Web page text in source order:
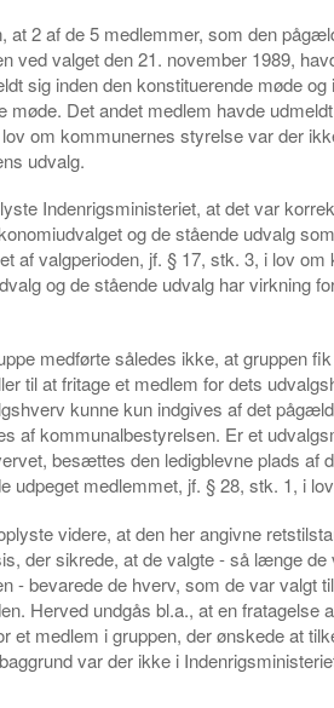
at 2 af de 5 medlemmer, som den
ved valget den 21. november 1989,
sig inden den konstituerende møde
møde. Det andet medlem havde
om kommunernes styrelse var der
udvalg.
Indenrigsministeriet, at det var
og de stående udvalg
af valgperioden, jf. § 17, stk. 3, i lov
og de stående udvalg har virkning
medførte således ikke, at gruppen
til at fritage et medlem for dets
kunne kun indgives af det
af kommunalbestyrelsen. Er et
besættes den ledigblevne plads af
udpeget medlemmet, jf. § 28, stk. 1, i
videre, at den her angivne
der sikrede, at de valgte - så længe
- bevarede de hverv, som de var valgt
Herved undgås bl.a., at en fratagelse
et medlem i gruppen, der ønskede at
var der ikke i